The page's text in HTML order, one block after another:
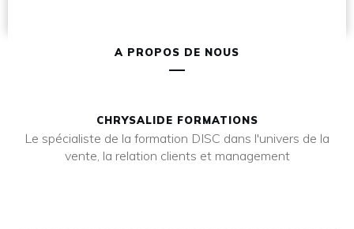
A PROPOS DE NOUS
CHRYSALIDE FORMATIONS
Le spécialiste de la formation DISC dans l'univers de la
vente, la relation clients et management